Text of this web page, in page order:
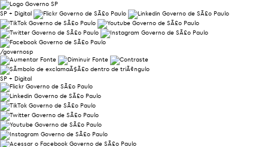
SP + Digital
/governosp
SP + Digital